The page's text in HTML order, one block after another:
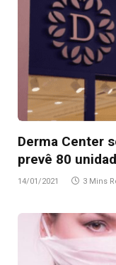
Derma Center
prevê 80
14/01/2021 3 Mins